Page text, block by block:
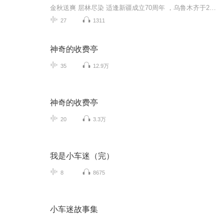
27 1311
神奇的收费亭
35 12.9万
神奇的收费亭
20 3.3万
我是小车迷（完）
8 8675
小车迷故事集